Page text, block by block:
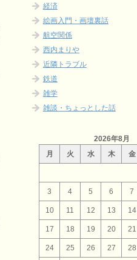
経済
絵画入門・画壇裏話
航空関係
西内まりや
近隣トラブル
鉄道
雑学
雑談・ちょっとした話
2026年8月
月
火 水 木 金
3 4 5 6 7
10 11 12 13 14
17 18 19 20 21
24 25 26 27 28